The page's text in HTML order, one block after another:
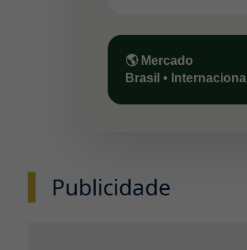
🌎 Mercado
Brasil • Internacional
Publicidade